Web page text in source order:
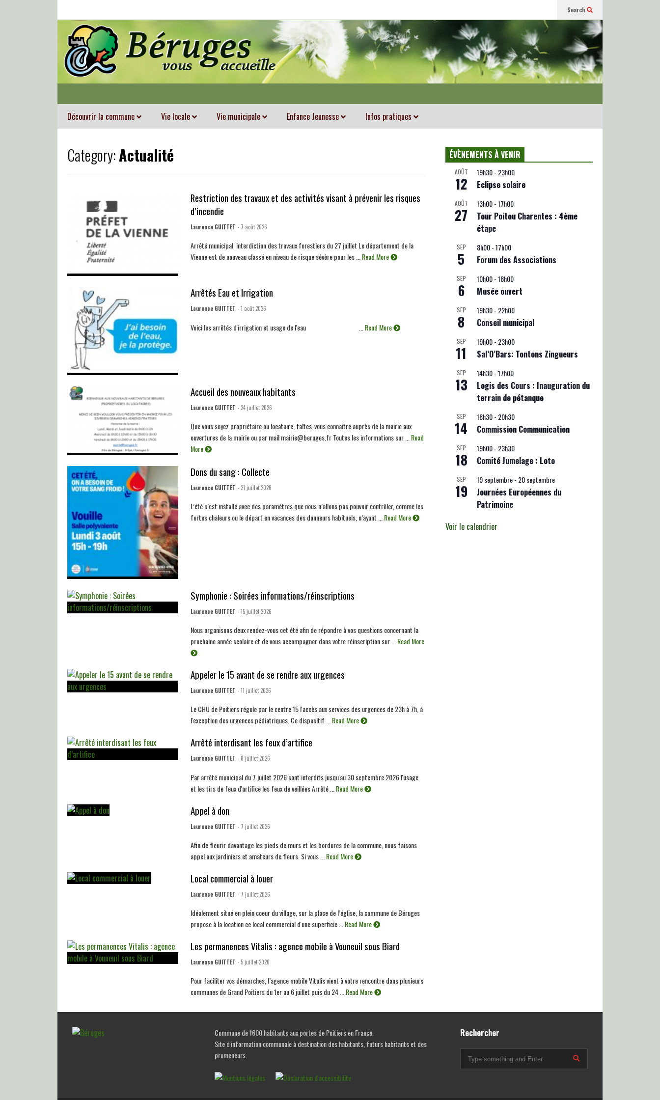
Search
Découvrir la commune Vie locale Vie municipale Enfance Jeunesse Infos pratiques
Category:Actualité
Restriction des travaux et des activités visant à prévenir les risques
d’incendie
Laurence GUITTET - 7 août 2026
Arrêté municipal interdiction des travaux forestiers du 27 juillet Le département de la
Vienne est de nouveau classé en niveau de risque sévère pour les ...
Read More
Arrêtés Eau et Irrigation
Laurence GUITTET - 1 août 2026
Voici les arrêtés d'irrigation et usage de l'eau ... Read More
Accueil des nouveaux habitants
Laurence GUITTET - 24 juillet 2026
Que vous soyez propriétaire ou locataire, faîtes-vous connaître auprès de la mairie aux
ouvertures de la mairie ou par mail mairie@beruges.fr Toutes les informations sur ...
Read
More
Dons du sang : Collecte
Laurence GUITTET - 21 juillet 2026
L’été s’est installé avec des paramètres que nous n’allons pas pouvoir contrôler, comme les
fortes chaleurs ou le départ en vacances des donneurs habituels, n’ayant ...
Read More
Symphonie : Soirées informations/réinscriptions
Laurence GUITTET - 15 juillet 2026
Nous organisons deux rendez-vous cet été afin de répondre à vos questions concernant la
prochaine année scolaire et de vous accompagner dans votre réinscription sur ... Read More
Appeler le 15 avant de se rendre aux urgences
Laurence GUITTET - 11 juillet 2026
Le CHU de Poitiers régule par le centre 15 l'accès aux services des urgences de 23h à 7h, à
l'exception des urgences pédiatriques. Ce dispositif ... Read More
Arrêté interdisant les feux d’artifice
Laurence GUITTET - 8 juillet 2026
Par arrêté municipal du 7 juillet 2026 sont interdits jusqu'au 30 septembre 2026 l'usage
et les tirs de feux d'artifice les feux de veillées Arrêté ...
Read More
Appel à don
Laurence GUITTET - 7 juillet 2026
Afin de fleurir davantage les pieds de murs et les bordures de la commune, nous faisons
appel aux jardiniers et amateurs de fleurs. Si vous ...
Read More
Local commercial à louer
Laurence GUITTET - 7 juillet 2026
Idéalement situé en plein coeur du village, sur la place de l’église, la commune de Béruges
propose à la location ce local commercial d'une superficie ...
Read More
Les permanences Vitalis : agence mobile à Vouneuil sous Biard
Laurence GUITTET - 5 juillet 2026
Pour faciliter vos démarches, l’agence mobile Vitalis vient à votre rencontre dans plusieurs
communes de Grand Poitiers du 1er au 6 juillet puis du 24 ...
Read More
ÉVÈNEMENTS À VENIR
AOÛT
12
19h30- 23h00
Eclipse solaire
AOÛT
27
13h00-17h00
Tour Poitou Charentes : 4ème
étape
SEP
5
8h00-17h00
Forum des Associations
SEP
6
10h00-18h00
Musée ouvert
SEP
8
19h30- 22h00
Conseil municipal
SEP
11
19h00- 23h00
Sal’O’Bars: Tontons Zingueurs
SEP
13
14h30-17h00
Logis des Cours : Inauguration du
terrain de pétanque
SEP
14
18h30- 20h30
Commission Communication
SEP
18
19h00- 23h30
Comité Jumelage : Loto
SEP
19
19 septembre- 20 septembre
Journées Européennes du
Patrimoine
Voir le calendrier
Commune de 1600 habitants aux portes de Poitiers en France.
Site d'information communale à destination des habitants, futurs habitants et des
promeneurs.
Rechercher